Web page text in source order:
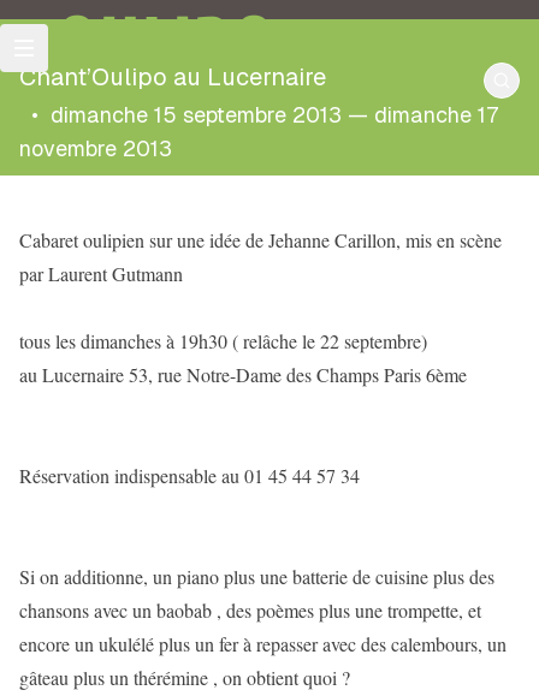
OULIPO
Chant’Oulipo au Lucernaire
• dimanche 15 septembre 2013 — dimanche 17
novembre 2013
Cabaret oulipien sur une idée de Jehanne Carillon, mis en scène
par Laurent Gutmann
tous les dimanches à 19h30 ( relâche le 22 septembre)
au Lucernaire 53, rue Notre-Dame des Champs Paris 6ème
Réservation indispensable au 01 45 44 57 34
Si on additionne, un piano plus une batterie de cuisine plus des
chansons avec un baobab , des poèmes plus une trompette, et
encore un ukulélé plus un fer à repasser avec des calembours, un
gâteau plus un thérémine , on obtient quoi ?